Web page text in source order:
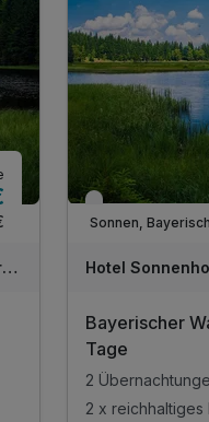
Rezeption
inkl.
Verfügbarkeit
inkl. Gästekarte
1 x Eierlikör zur
inkl. Nutzung
* alkoholfreie
Hotel Sonnenhof - Tante ALMA's Sommerfrische
Verfügbar bis
Sonnen,
Bayerischer
Tage
2
2 x reichhaltiges